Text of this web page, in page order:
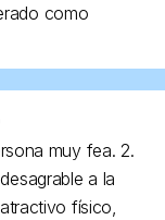
como
muy fea. 2.
a la
físico,